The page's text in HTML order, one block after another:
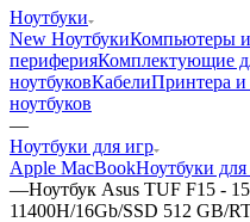
Ноутбуки
New НоутбукиКомпьютеры
периферияКомплектующие
ноутбуковКабелиПринтера
ноутбуков
—
Ноутбуки для игр
Apple MacBookНоутбуки
—Ноутбук Asus TUF F15 -
11400H/16Gb/SSD 512 GB/